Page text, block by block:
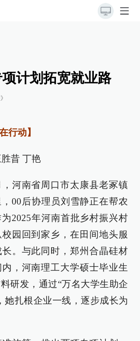
计划拓宽就业路
行动】
昔 丁艳
河南省周口市太康县老冢镇
00后协理员刘雪静正在帮农
2025年河南首批乡村振兴村
园回到家乡，在田间地头服
。与此同时，郑州合晶硅材
，河南理工大学硕士毕业生
研发，通过“万名大学生助企
她扎根企业一线，逐步成长为